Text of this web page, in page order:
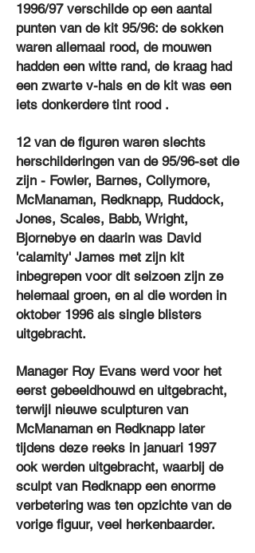
1996/97 verschilde op een aantal
punten van de kit 95/96: de sokken
waren allemaal rood, de mouwen
hadden een witte rand, de kraag had
een zwarte v-hals en de kit was een
iets donkerdere tint rood .
12 van de figuren waren slechts
herschilderingen van de 95/96-set die
zijn - Fowler, Barnes, Collymore,
McManaman, Redknapp, Ruddock,
Jones, Scales, Babb, Wright,
Bjornebye en daarin was David
'calamity' James met zijn kit
inbegrepen voor dit seizoen zijn ze
helemaal groen, en al die worden in
oktober 1996 als single blisters
uitgebracht.
Manager Roy Evans werd voor het
eerst gebeeldhouwd en uitgebracht,
terwijl nieuwe sculpturen van
McManaman en Redknapp later
tijdens deze reeks in januari 1997
ook werden uitgebracht, waarbij de
sculpt van Redknapp een enorme
verbetering was ten opzichte van de
vorige figuur, veel herkenbaarder.